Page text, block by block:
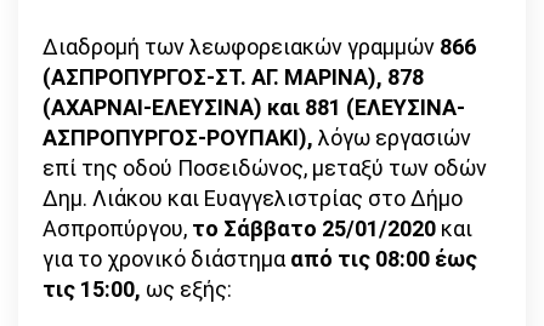
Διαδρομή των λεωφορειακών γραμμών 866
(ΑΣΠΡΟΠΥΡΓΟΣ-ΣΤ. ΑΓ. ΜΑΡΙΝΑ), 878
(ΑΧΑΡΝΑΙ-ΕΛΕΥΣΙΝΑ) και 881 (ΕΛΕΥΣΙΝΑ-
ΑΣΠΡΟΠΥΡΓΟΣ-ΡΟΥΠΑΚΙ), λόγω εργασιών
επί της οδού Ποσειδώνος, μεταξύ των οδών
Δημ. Λιάκου και Ευαγγελιστρίας στο Δήμο
Ασπροπύργου, το Σάββατο 25/01/2020 και
για το χρονικό διάστημααπό τις 08:00 έως
τις 15:00, ως εξής: